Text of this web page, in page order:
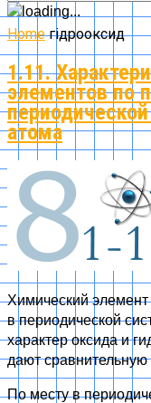
Home гідрооксид
1.11.
элементов по
атома
Химический элемент
в периодической
характер оксида и
дают сравнительную
По месту в